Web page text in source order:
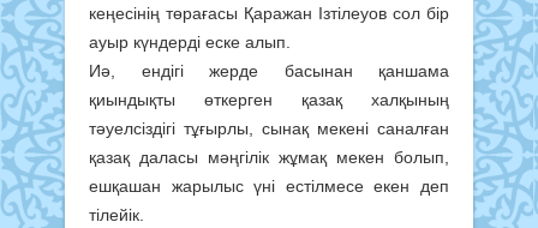
кеңесінің төрағасы Қаражан Ізтілеуов сол бір
ауыр күндерді еске алып.
Иә, ендігі жерде басынан қаншама
қиындықты өткерген қазақ халқының
тәуелсіздігі тұғырлы, сынақ мекені саналған
қазақ даласы мәңгілік жұмақ мекен болып,
ешқашан жарылыс үні естілмесе екен деп
тілейік.